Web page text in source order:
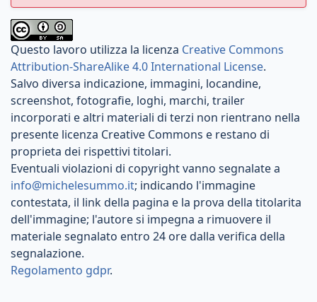
Questo lavoro utilizza la licenza Creative Commons
Attribution-ShareAlike 4.0 International License.
Salvo diversa indicazione, immagini, locandine,
screenshot, fotografie, loghi, marchi, trailer
incorporati e altri materiali di terzi non rientrano nella
presente licenza Creative Commons e restano di
proprieta dei rispettivi titolari.
Eventuali violazioni di copyright vanno segnalate a
info@michelesummo.it; indicando l'immagine
contestata, il link della pagina e la prova della titolarita
dell'immagine; l'autore si impegna a rimuovere il
materiale segnalato entro 24 ore dalla verifica della
segnalazione.
Regolamento gdpr.